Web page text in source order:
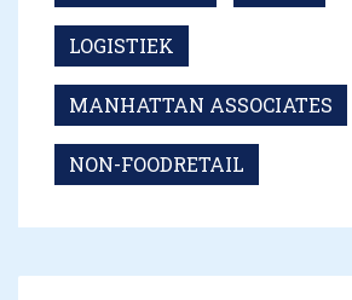
LOGISTIEK
MANHATTAN ASSOCIATES
NON-FOODRETAIL